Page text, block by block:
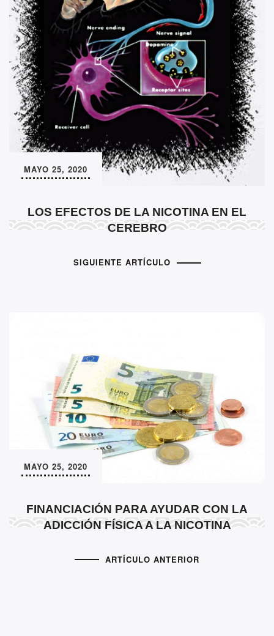
LOS EFECTOS DE LA NICOTINA EN EL
CEREBRO
MAYO 25, 2020
SIGUIENTE ARTÍCULO
FINANCIACIÓN PARA AYUDAR CON LA
ADICCIÓN FÍSICA A LA NICOTINA
MAYO 25, 2020
ARTÍCULO ANTERIOR